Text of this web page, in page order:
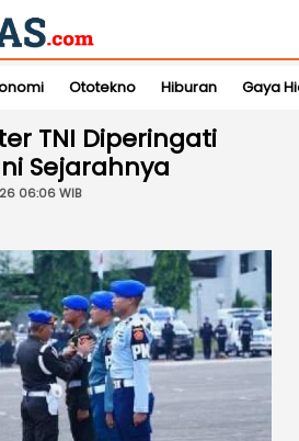
Ototekno Hiburan Gaya
TNI Diperingati
Sejarahnya
06:06 WIB